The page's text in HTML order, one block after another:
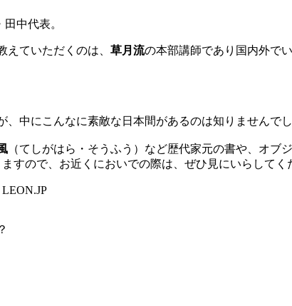
中代表。
ていただくのは、 草月流の本部講師であり国内外で
中にこんなに素敵な日本間があるのは知りませんでし
（てしがはら・そうふう）など歴代家元の書や、オ
すので、お近くにおいでの際は、ぜひ見にいらしてく